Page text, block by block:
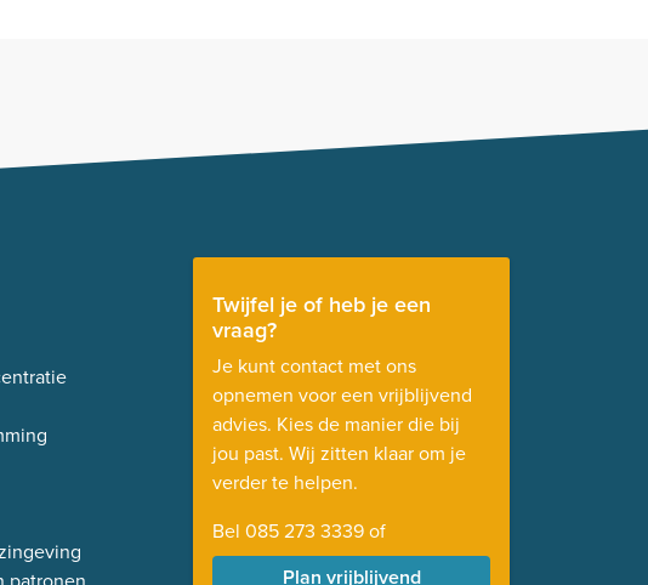
Twijfel je of heb je een
vraag?
Je kunt contact met ons
opnemen voor een vrijblijvend
advies. Kies de manier die bij
jou past. Wij zitten klaar om je
verder te helpen.
Bel 085 273 3339of
Plan vrijblijvend